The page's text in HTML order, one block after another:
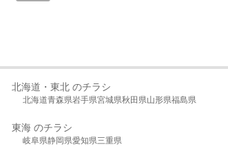
北海道・東北 のチラシ
北海道青森県岩手県宮城県秋田県山形県福島県
東海 のチラシ
岐阜県静岡県愛知県三重県